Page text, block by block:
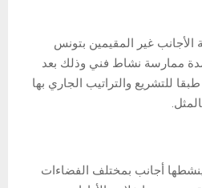
الأجانب غير المقيمين بتونس
ممارسة نشاط فني وذلك بعد
للتشريع والتراتيب الجاري بها
أجانب بمختلف الفضاءات